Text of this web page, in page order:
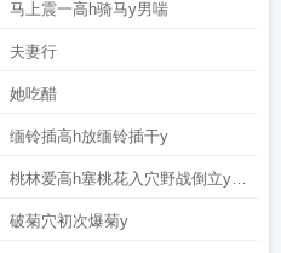
马上震一高h骑马y男喘
夫妻行
她吃醋
缅铃插高h放缅铃插干y
桃林爱高h塞桃花入穴野战倒立y无
意
破菊穴初次爆菊y